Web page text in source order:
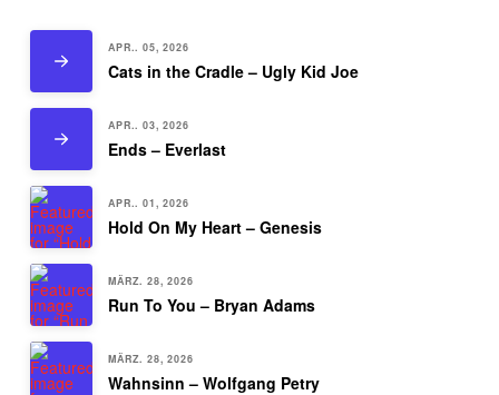
APR.. 05, 2026
Cats in the Cradle – Ugly Kid Joe
APR.. 03, 2026
Ends – Everlast
APR.. 01, 2026
Hold On My Heart – Genesis
MÄRZ. 28, 2026
Run To You – Bryan Adams
MÄRZ. 28, 2026
Wahnsinn – Wolfgang Petry